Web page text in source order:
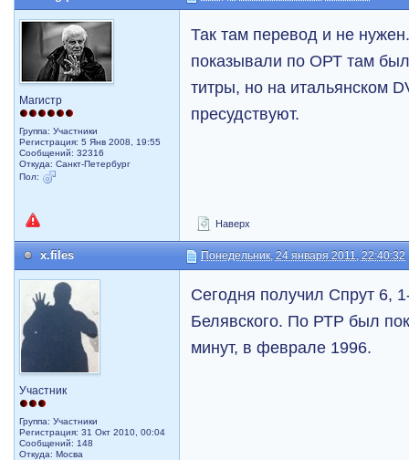
Магистр
Группа: Участники
Регистрация: 5 Янв 2008, 19:55
Сообщений: 32316
Откуда: Санкт-Петербург
Пол:
Так там перевод и не
показывали по ОРТ там
титры, но на итальянском
пресудствуют.
Наверх
x.files Понедельник, 24 января 2011, 22:40:32
Участник
Группа: Участники
Регистрация: 31 Окт 2010, 00:04
Сообщений: 148
Откуда: Мосва
Сегодня получил Спрут 6,
Белявского. По РТР был
минут, в феврале 1996.